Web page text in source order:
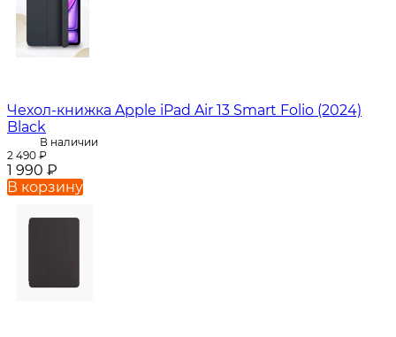
Чехол-книжка Apple iPad Air 13 Smart Folio (2024)
Black
В наличии
2 490 ₽
1 990 ₽
В корзину